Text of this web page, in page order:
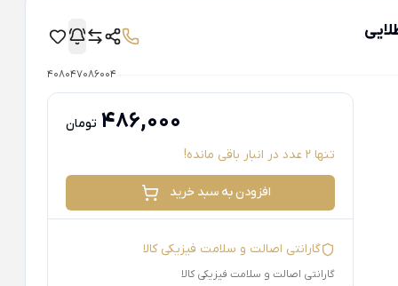
408047086004
486,000 تومان
تنها 2 عدد در انبار باقی مانده!
افزودن به سبد خرید
گارانتی اصالت و سلامت فیزیکی کالا
گارانتی اصالت و سلامت فیزیکی کالا